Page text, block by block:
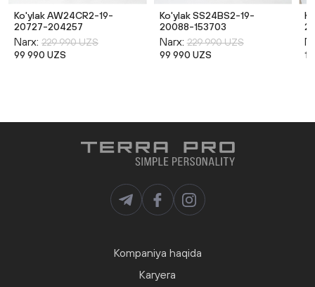
Ko'ylak AW24CR2-19-
20727-204257
Narx: 229 990 UZS
99 990 UZS
Ko'ylak SS24BS2-19-
20088-153703
Narx: 229 990 UZS
99 990 UZS
Kompaniya haqida
Karyera